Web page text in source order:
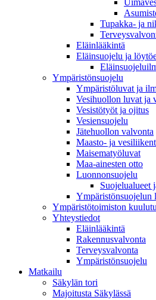
Tupakka- ja
Eläinlääkintä
Eläinsuojelu ja
Ympäristönsuojelu
Ympäristöluvat ja
Vesihuollon luvat ja
Vesistötyöt ja ojitus
Vesiensuojelu
Jätehuollon valvonta
Maasto- ja
Maisematyöluvat
Maa-ainesten otto
Luonnonsuojelu
Suojelualueet
Ympäristönsuojelun
Ympäristötoimiston
Yhteystiedot
Eläinlääkintä
Rakennusvalvonta
Terveysvalvonta
Ympäristönsuojelu
Mat­kailu
Säkylän tori
Majoitusta Säkylässä